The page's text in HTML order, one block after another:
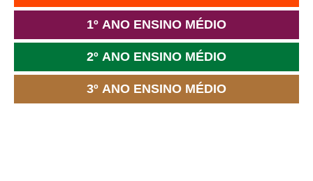
1º ANO ENSINO MÉDIO
2º ANO ENSINO MÉDIO
3º ANO ENSINO MÉDIO